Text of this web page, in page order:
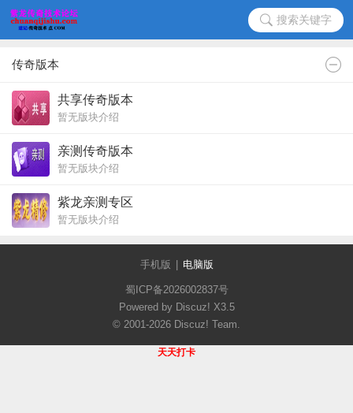
搜索关键字
传奇版本
共享传奇版本
暂无版块介绍
亲测传奇版本
暂无版块介绍
紫龙亲测专区
暂无版块介绍
手机版 电脑版
蜀ICP备2026002837号
Powered by Discuz! X3.5
© 2001-2026 Discuz! Team.
天天打卡